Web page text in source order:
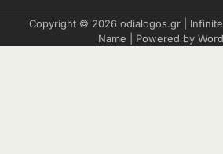
Copyright © 2026 odialogos.gr |
Name | Powered by